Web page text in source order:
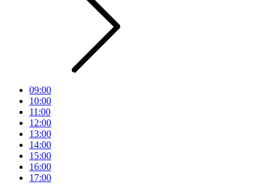
09:00
10:00
11:00
12:00
13:00
14:00
15:00
16:00
17:00